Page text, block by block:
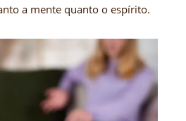
a mente quanto o espírito.